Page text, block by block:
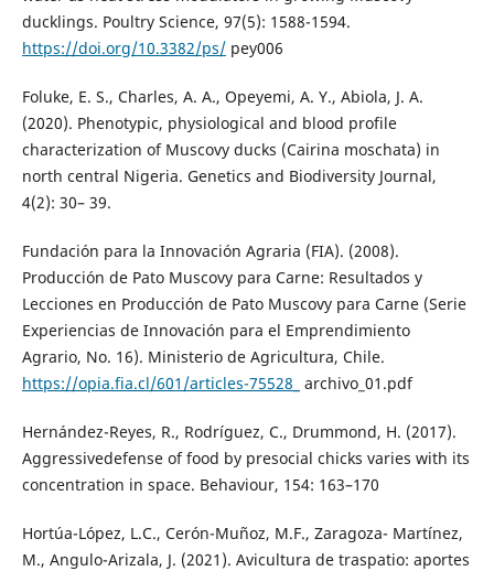
ducklings. Poultry Science, 97(5): 1588-1594.
https://doi.org/10.3382/ps/pey006
Foluke, E. S., Charles, A. A., Opeyemi, A. Y., Abiola, J. A.
(2020). Phenotypic, physiological and blood profile
characterization of Muscovy ducks (Cairina moschata) in
north central Nigeria. Genetics and Biodiversity Journal,
4(2): 30– 39.
Fundación para la Innovación Agraria (FIA). (2008).
Producción de Pato Muscovy para Carne: Resultados y
Lecciones en Producción de Pato Muscovy para Carne (Serie
Experiencias de Innovación para el Emprendimiento
Agrario, No. 16). Ministerio de Agricultura, Chile.
https://opia.fia.cl/601/articles-75528_ archivo_01.pdf
Hernández-Reyes, R., Rodríguez, C., Drummond, H. (2017).
Aggressivedefense of food by presocial chicks varies with its
concentration in space. Behaviour, 154: 163–170
Hortúa-López, L.C., Cerón-Muñoz, M.F., Zaragoza- Martínez,
M., Angulo-Arizala, J. (2021). Avicultura de traspatio: aportes